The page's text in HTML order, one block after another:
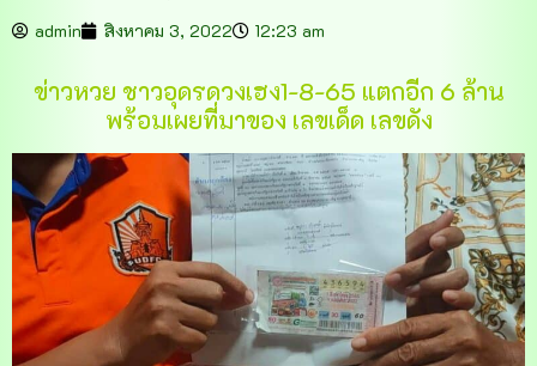
admin สิงหาคม 3, 2022 12:23 am
ข่าวหวย ชาวอุดรดวงเฮง1-8-65 แตกอีก 6 ล้าน
พร้อมเผยที่มาของ เลขเด็ด เลขดัง